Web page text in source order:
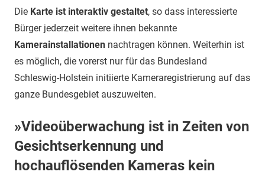
Die Karte ist interaktiv gestaltet, so dass interessierte
Bürger jederzeit weitere ihnen bekannte
Kamerainstallationen nachtragen können. Weiterhin ist
es möglich, die vorerst nur für das Bundesland
Schleswig-Holstein initiierte Kameraregistrierung auf das
ganze Bundesgebiet auszuweiten.
»Videoüberwachung ist in Zeiten von
Gesichtserkennung und
hochauflösenden Kameras kein